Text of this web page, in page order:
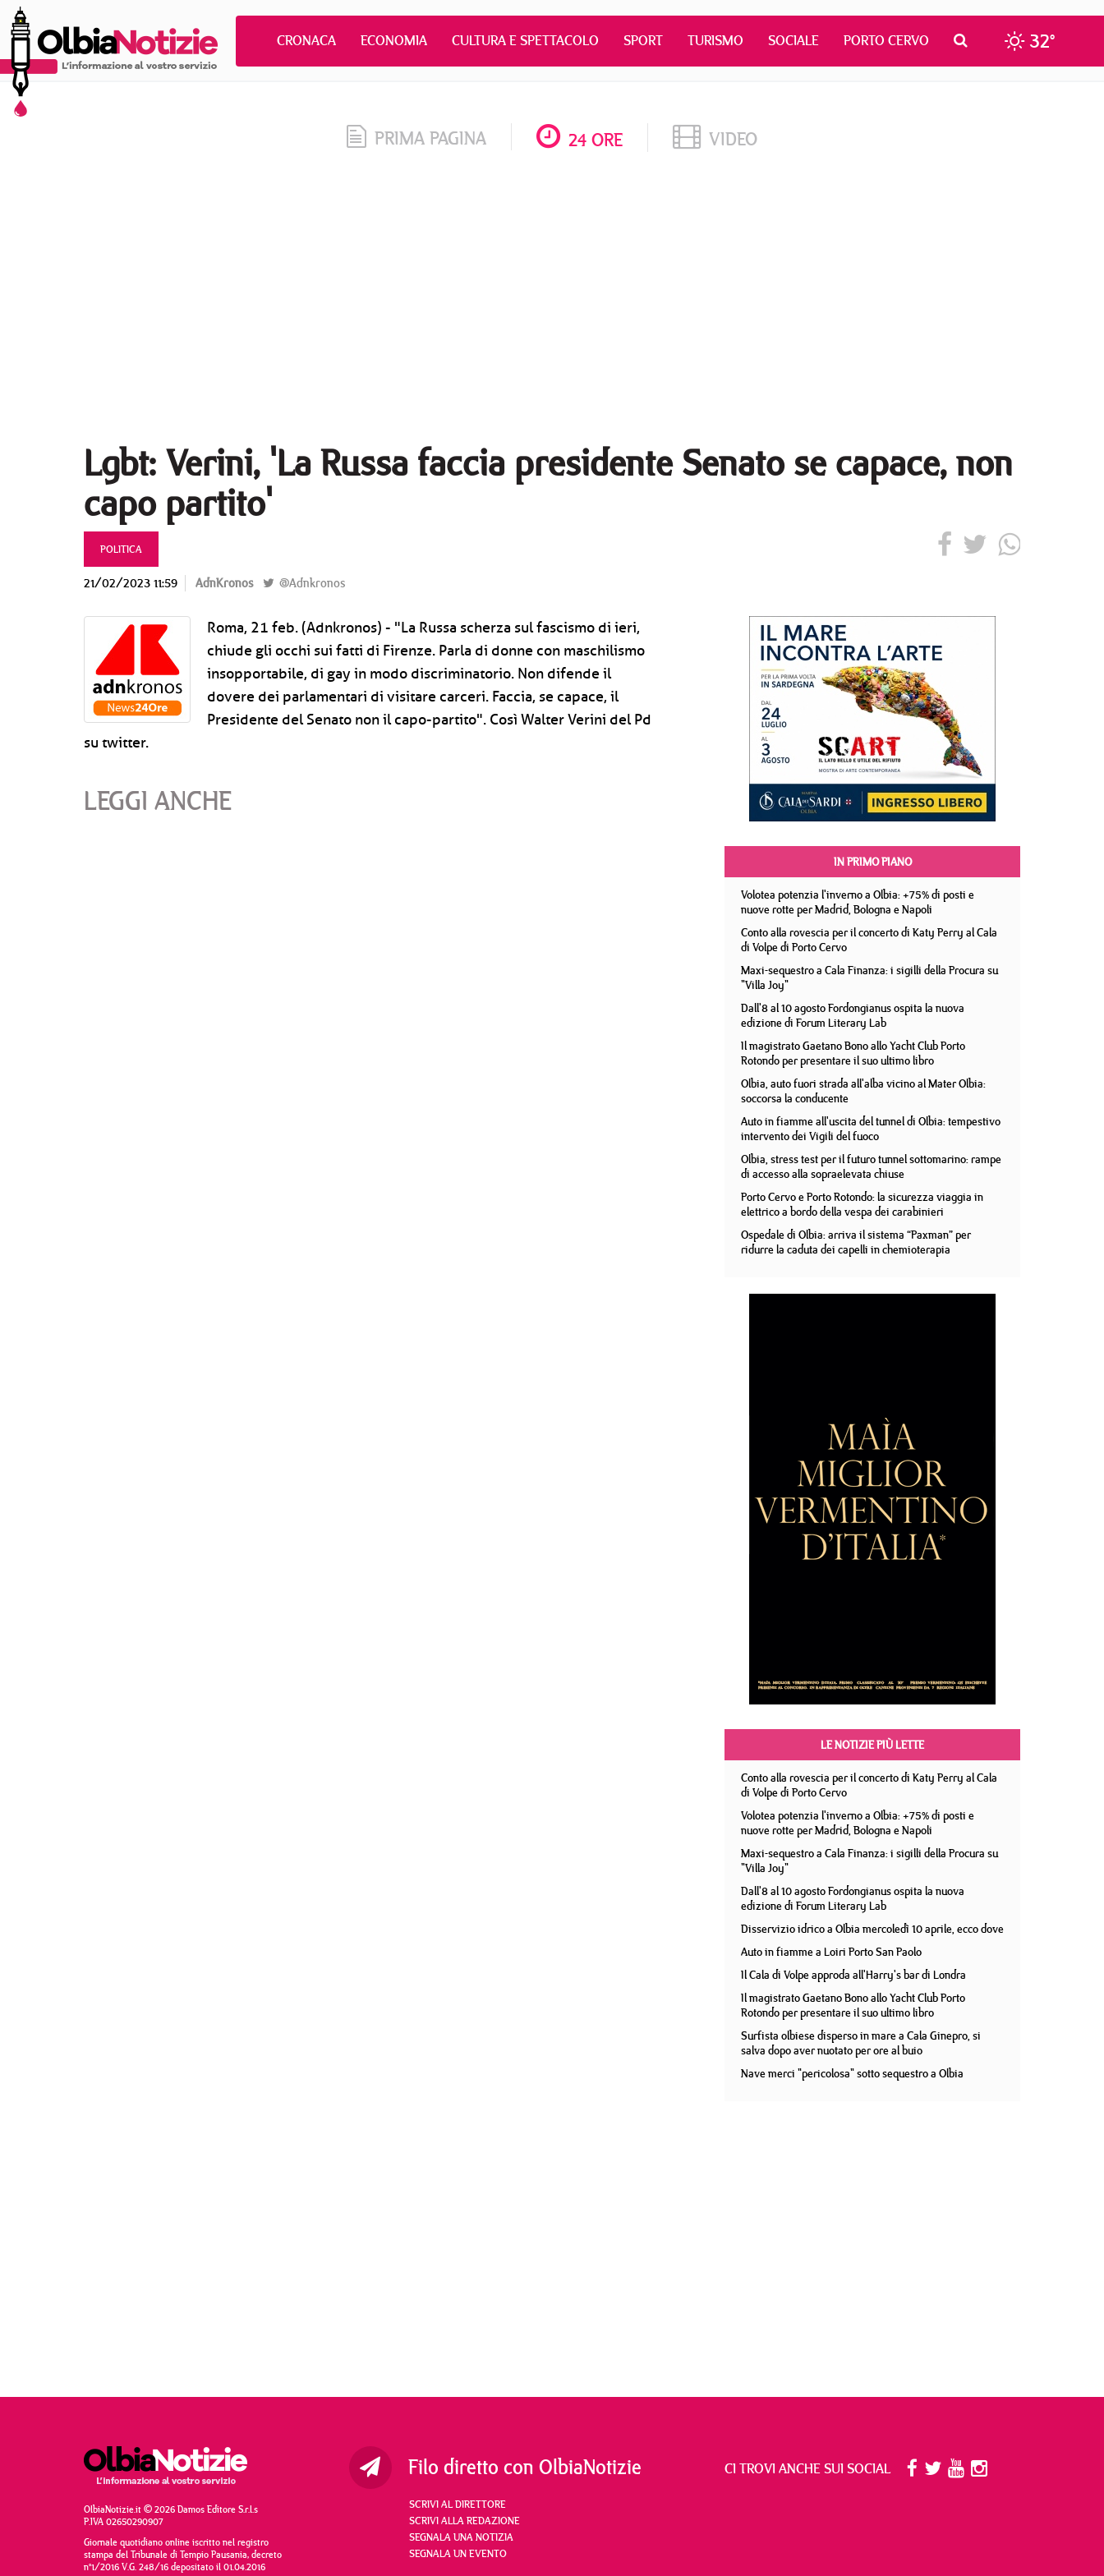
CRONACA ECONOMIA CULTURA E SPETTACOLO SPORT TURISMO SOCIALE PORTO CERVO 32°
PRIMA PAGINA 24 ORE VIDEO
Lgbt: Verini, 'La Russa faccia presidente Senato se capace, non
capo partito'
POLITICA
21/02/2023 11:59 AdnKronos @Adnkronos
Roma, 21 feb. (Adnkronos) - "La Russa scherza sul fascismo di ieri,
chiude gli occhi sui fatti di Firenze. Parla di donne con maschilismo
insopportabile, di gay in modo discriminatorio. Non difende il
dovere dei parlamentari di visitare carceri. Faccia, se capace, il
Presidente del Senato non il capo-partito". Così Walter Verini del Pd
su twitter.
LEGGI ANCHE
IN PRIMO PIANO
Volotea potenzia l'inverno a Olbia: +75% di posti e
nuove rotte per Madrid, Bologna e Napoli
Conto alla rovescia per il concerto di Katy Perry al Cala
di Volpe di Porto Cervo
Maxi-sequestro a Cala Finanza: i sigilli della Procura su
"Villa Joy"
Dall'8 al 10 agosto Fordongianus ospita la nuova
edizione di Forum Literary Lab
Il magistrato Gaetano Bono allo Yacht Club Porto
Rotondo per presentare il suo ultimo libro
Olbia, auto fuori strada all'alba vicino al Mater Olbia:
soccorsa la conducente
Auto in fiamme all'uscita del tunnel di Olbia: tempestivo
intervento dei Vigili del fuoco
Olbia, stress test per il futuro tunnel sottomarino: rampe
di accesso alla sopraelevata chiuse
Porto Cervo e Porto Rotondo: la sicurezza viaggia in
elettrico a bordo della vespa dei carabinieri
Ospedale di Olbia: arriva il sistema “Paxman” per
ridurre la caduta dei capelli in chemioterapia
LE NOTIZIE PIÙ LETTE
Conto alla rovescia per il concerto di Katy Perry al Cala
di Volpe di Porto Cervo
Volotea potenzia l'inverno a Olbia: +75% di posti e
nuove rotte per Madrid, Bologna e Napoli
Maxi-sequestro a Cala Finanza: i sigilli della Procura su
"Villa Joy"
Dall'8 al 10 agosto Fordongianus ospita la nuova
edizione di Forum Literary Lab
Disservizio idrico a Olbia mercoledì 10 aprile, ecco dove
Auto in fiamme a Loiri Porto San Paolo
Il Cala di Volpe approda all'Harry's bar di Londra
Il magistrato Gaetano Bono allo Yacht Club Porto
Rotondo per presentare il suo ultimo libro
Surfista olbiese disperso in mare a Cala Ginepro, si
salva dopo aver nuotato per ore al buio
Nave merci "pericolosa" sotto sequestro a Olbia
OlbiaNotizie.it © 2026 Damos Editore S.r.l.s
P.IVA 02650290907
Giornale quotidiano online iscritto nel registro
stampa del Tribunale di Tempio Pausania, decreto
n°1/2016 V.G. 248/16 depositato il 01.04.2016
Filo diretto con OlbiaNotizie
SCRIVI AL DIRETTORE
SCRIVI ALLA REDAZIONE
SEGNALA UNA NOTIZIA
SEGNALA UN EVENTO
CI TROVI ANCHE SUI SOCIAL